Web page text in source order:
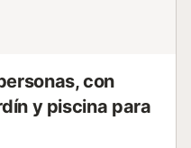
con
y piscina para